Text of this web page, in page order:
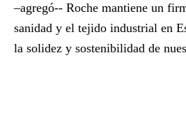
–agregó-- Roche mantiene un
sanidad y el tejido industrial en
la solidez y sostenibilidad de